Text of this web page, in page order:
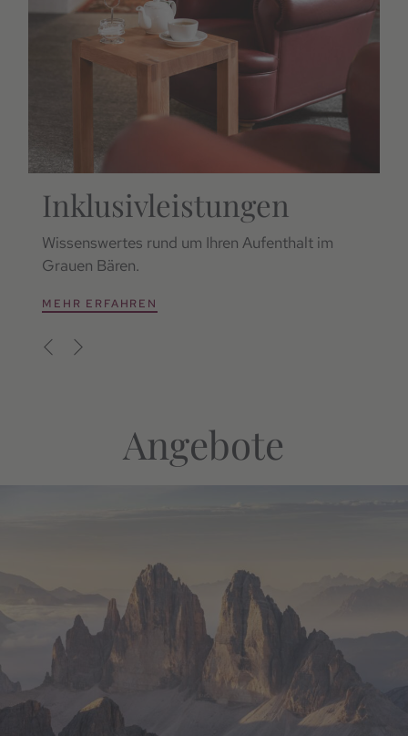
Bankkoordinaten
Ladinser Franz KG
Südtiroler Sparkasse
IBAN: IT16 V060 4558 7900 00000 025 002
Inklusivleistungen
Wissenswertes rund um Ihren Aufenthalt im
Grauen Bären.
MEHR ERFAHREN
Angebote